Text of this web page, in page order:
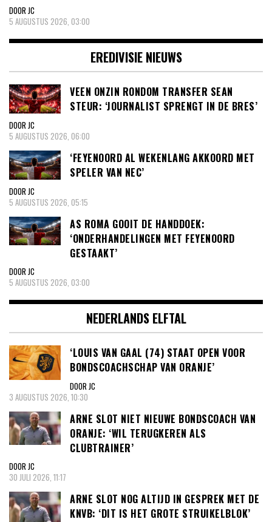
DOOR JC
5 AUGUSTUS 2026, 03:00
EREDIVISIE NIEUWS
VEEN ONZIN RONDOM TRANSFER SEAN
STEUR: ‘JOURNALIST SPRENGT IN DE BRES’
DOOR JC
5 AUGUSTUS 2026, 06:00
‘FEYENOORD AL WEKENLANG AKKOORD MET
SPELER VAN NEC’
DOOR JC
5 AUGUSTUS 2026, 05:15
AS ROMA GOOIT DE HANDDOEK:
‘ONDERHANDELINGEN MET FEYENOORD
GESTAAKT’
DOOR JC
5 AUGUSTUS 2026, 03:00
NEDERLANDS ELFTAL
‘LOUIS VAN GAAL (74) STAAT OPEN VOOR
BONDSCOACHSCHAP VAN ORANJE’
DOOR JC
3 AUGUSTUS 2026, 10:30
ARNE SLOT NIET NIEUWE BONDSCOACH VAN
ORANJE: ‘WIL TERUGKEREN ALS
CLUBTRAINER’
DOOR JC
30 JULI 2026, 11:17
ARNE SLOT NOG ALTIJD IN GESPREK MET DE
KNVB: ‘DIT IS HET GROTE STRUIKELBLOK’